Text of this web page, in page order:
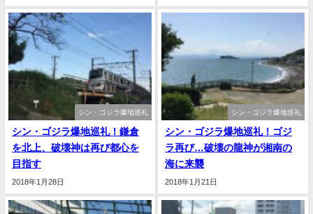
シン・ゴジラ爆地巡礼
シン・ゴジラ爆地巡礼！鎌倉
を北上、破壊神は再び都心を
目指す
2018年1月28日
シン・ゴジラ爆地巡礼
シン・ゴジラ爆地巡礼！ゴジ
ラ再び…破壊の龍神が湘南の
海に来襲
2018年1月21日